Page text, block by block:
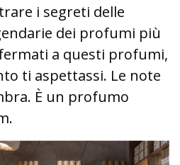
i segreti delle
dei profumi più
a questi profumi,
ti aspettassi. Le note
È un profumo